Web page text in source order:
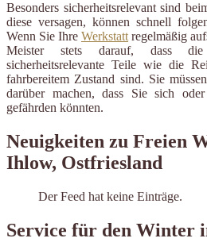
Besonders sicherheitsrelevant sind
diese versagen, können schnell
Wenn Sie Ihre Werkstatt regelmäßig
Meister stets darauf, dass
sicherheitsrelevante Teile wie die
fahrbereitem Zustand sind. Sie
darüber machen, dass Sie sich oder
gefährden könnten.
Neuigkeiten zu Freien
Ihlow, Ostfriesland
Der Feed hat keine Einträge.
Service für den Winter